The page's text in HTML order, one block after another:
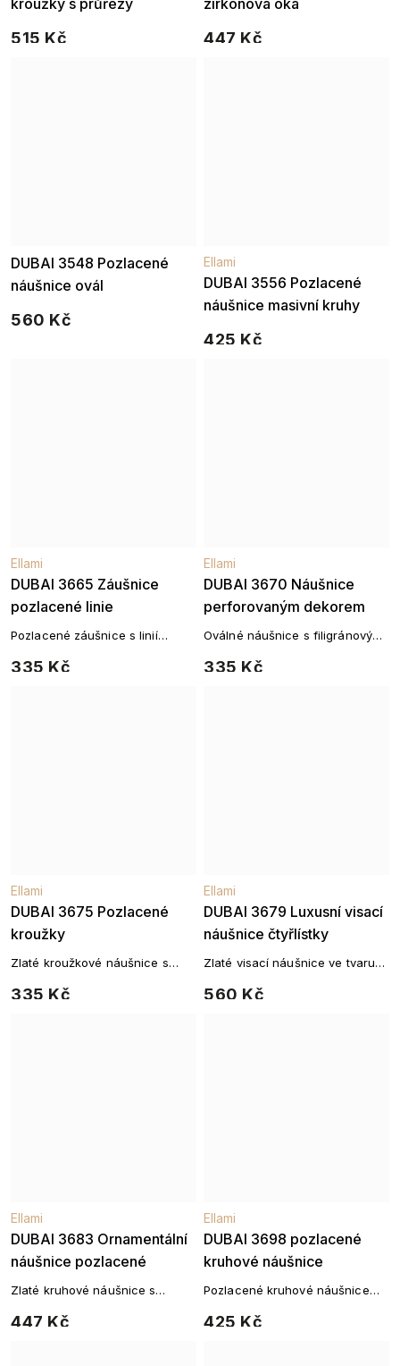
kroužky s průřezy
515 Kč
zirkonová oka
447 Kč
DUBAI 3548 Pozlacené
náušnice ovál
560 Kč
DUBAI 3556 Pozlacené
náušnice masivní kruhy
Ellami
425 Kč
DUBAI 3665 Záušnice
pozlacené linie
Ellami
335 Kč
Pozlacené záušnice s linií
DUBAI 3670 Náušnice
perforovaným dekorem
Ellami
335 Kč
Oválné náušnice s filigránovým
DUBAI 3675 Pozlacené
kroužky
Ellami
335 Kč
Zlaté kroužkové náušnice s
DUBAI 3679 Luxusní visací
náušnice čtyřlístky
Ellami
560 Kč
Zlaté visací náušnice ve tvaru
DUBAI 3683 Ornamentální
náušnice pozlacené
Ellami
447 Kč
Zlaté kruhové náušnice s
DUBAI 3698 pozlacené
kruhové náušnice
Ellami
425 Kč
Pozlacené kruhové náušnice